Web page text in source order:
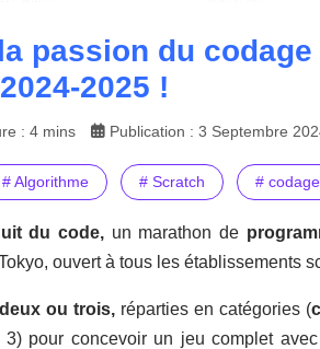
passion du
2025 !
: 4 mins Publication : 3 Septembre
# Algorithme # Scratch # codage
du code,un marathon de
ouvert à tous les établissements
ou trois, réparties en catégories (
pour concevoir un jeu complet